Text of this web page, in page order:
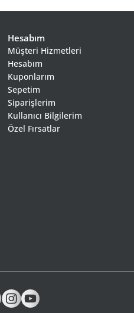
Hesabım
Müşteri Hizmetleri
Hesabım
Kuponlarım
Sepetim
Siparişlerim
Kullanıcı Bilgilerim
Özel Fırsatlar